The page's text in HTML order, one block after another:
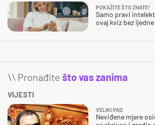
POKAŽITE ŠTO ZNATE!
Samo pravi
ovaj kviz bez
\\ Pronađite što vas zanima
VIJESTI
VELIKI PAD
Neviđene mjere